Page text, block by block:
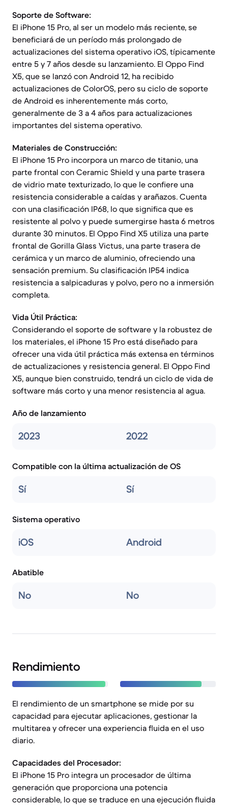
Soporte de Software:
El iPhone 15 Pro, al ser un modelo más reciente, se
beneficiará de un período más prolongado de
actualizaciones del sistema operativo iOS, típicamente
entre 5 y 7 años desde su lanzamiento. El Oppo Find
X5, que se lanzó con Android 12, ha recibido
actualizaciones de ColorOS, pero su ciclo de soporte
de Android es inherentemente más corto,
generalmente de 3 a 4 años para actualizaciones
importantes del sistema operativo.
Materiales de Construcción:
El iPhone 15 Pro incorpora un marco de titanio, una
parte frontal con Ceramic Shield y una parte trasera
de vidrio mate texturizado, lo que le confiere una
resistencia considerable a caídas y arañazos. Cuenta
con una clasificación IP68, lo que significa que es
resistente al polvo y puede sumergirse hasta 6 metros
durante 30 minutos. El Oppo Find X5 utiliza una parte
frontal de Gorilla Glass Victus, una parte trasera de
cerámica y un marco de aluminio, ofreciendo una
sensación premium. Su clasificación IP54 indica
resistencia a salpicaduras y polvo, pero no a inmersión
completa.
Vida Útil Práctica:
Considerando el soporte de software y la robustez de
los materiales, el iPhone 15 Pro está diseñado para
ofrecer una vida útil práctica más extensa en términos
de actualizaciones y resistencia general. El Oppo Find
X5, aunque bien construido, tendrá un ciclo de vida de
software más corto y una menor resistencia al agua.
Año de lanzamiento
2023 2022
Compatible con la última actualización de OS
Sí Sí
Sistema operativo
iOS Android
Abatible
No No
Rendimiento
El rendimiento de un smartphone se mide por su
capacidad para ejecutar aplicaciones, gestionar la
multitarea y ofrecer una experiencia fluida en el uso
diario.
Capacidades del Procesador:
El iPhone 15 Pro integra un procesador de última
generación que proporciona una potencia
considerable, lo que se traduce en una ejecución fluida